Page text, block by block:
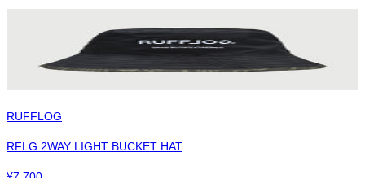
RUFFLOG
RFLG 2WAY LIGHT BUCKET HAT